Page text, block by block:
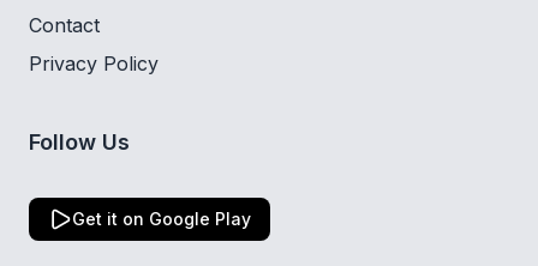
Contact
Privacy Policy
Follow Us
Get it on Google Play